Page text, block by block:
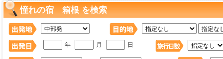
憧れの宿 箱根 を検索
年 月 日